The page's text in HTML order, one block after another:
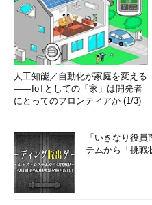
人工知能／自動化が家庭を変える
――IoTとしての「家」は開発者
にとってのフロンティアか (1/3)
「いきなり役
テムから「挑戦